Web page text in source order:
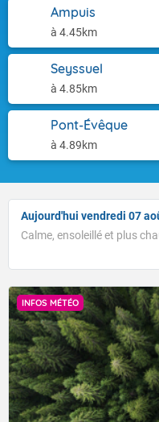
Ampuis
à 4.45km
Seyssuel
à 4.85km
Pont-Évêque
à 4.89km
Aujourd'hui vendredi 07
Calme, ensoleillé et plus
INFOS MÉTÉO